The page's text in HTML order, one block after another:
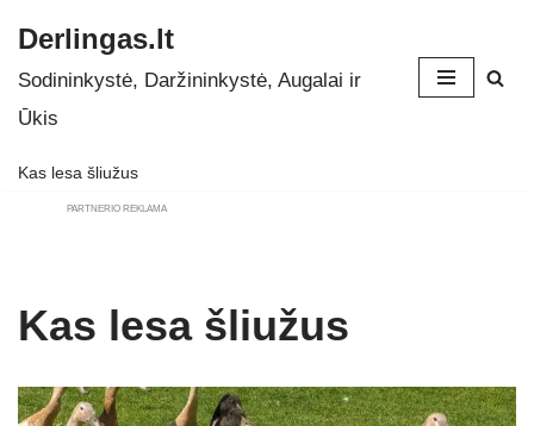
Skip
to
Derlingas.lt
Sodininkystė, Daržininkystė, Augalai ir
Ūkis
Kas lesa šliužus
PARTNERIO REKLAMA
Kas lesa šliužus